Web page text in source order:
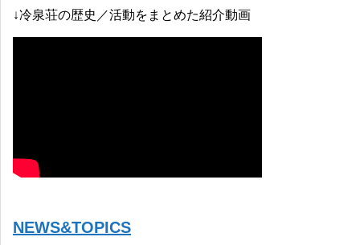
↓冷泉荘の歴史／活動をまとめた紹介動画
NEWS&TOPICS